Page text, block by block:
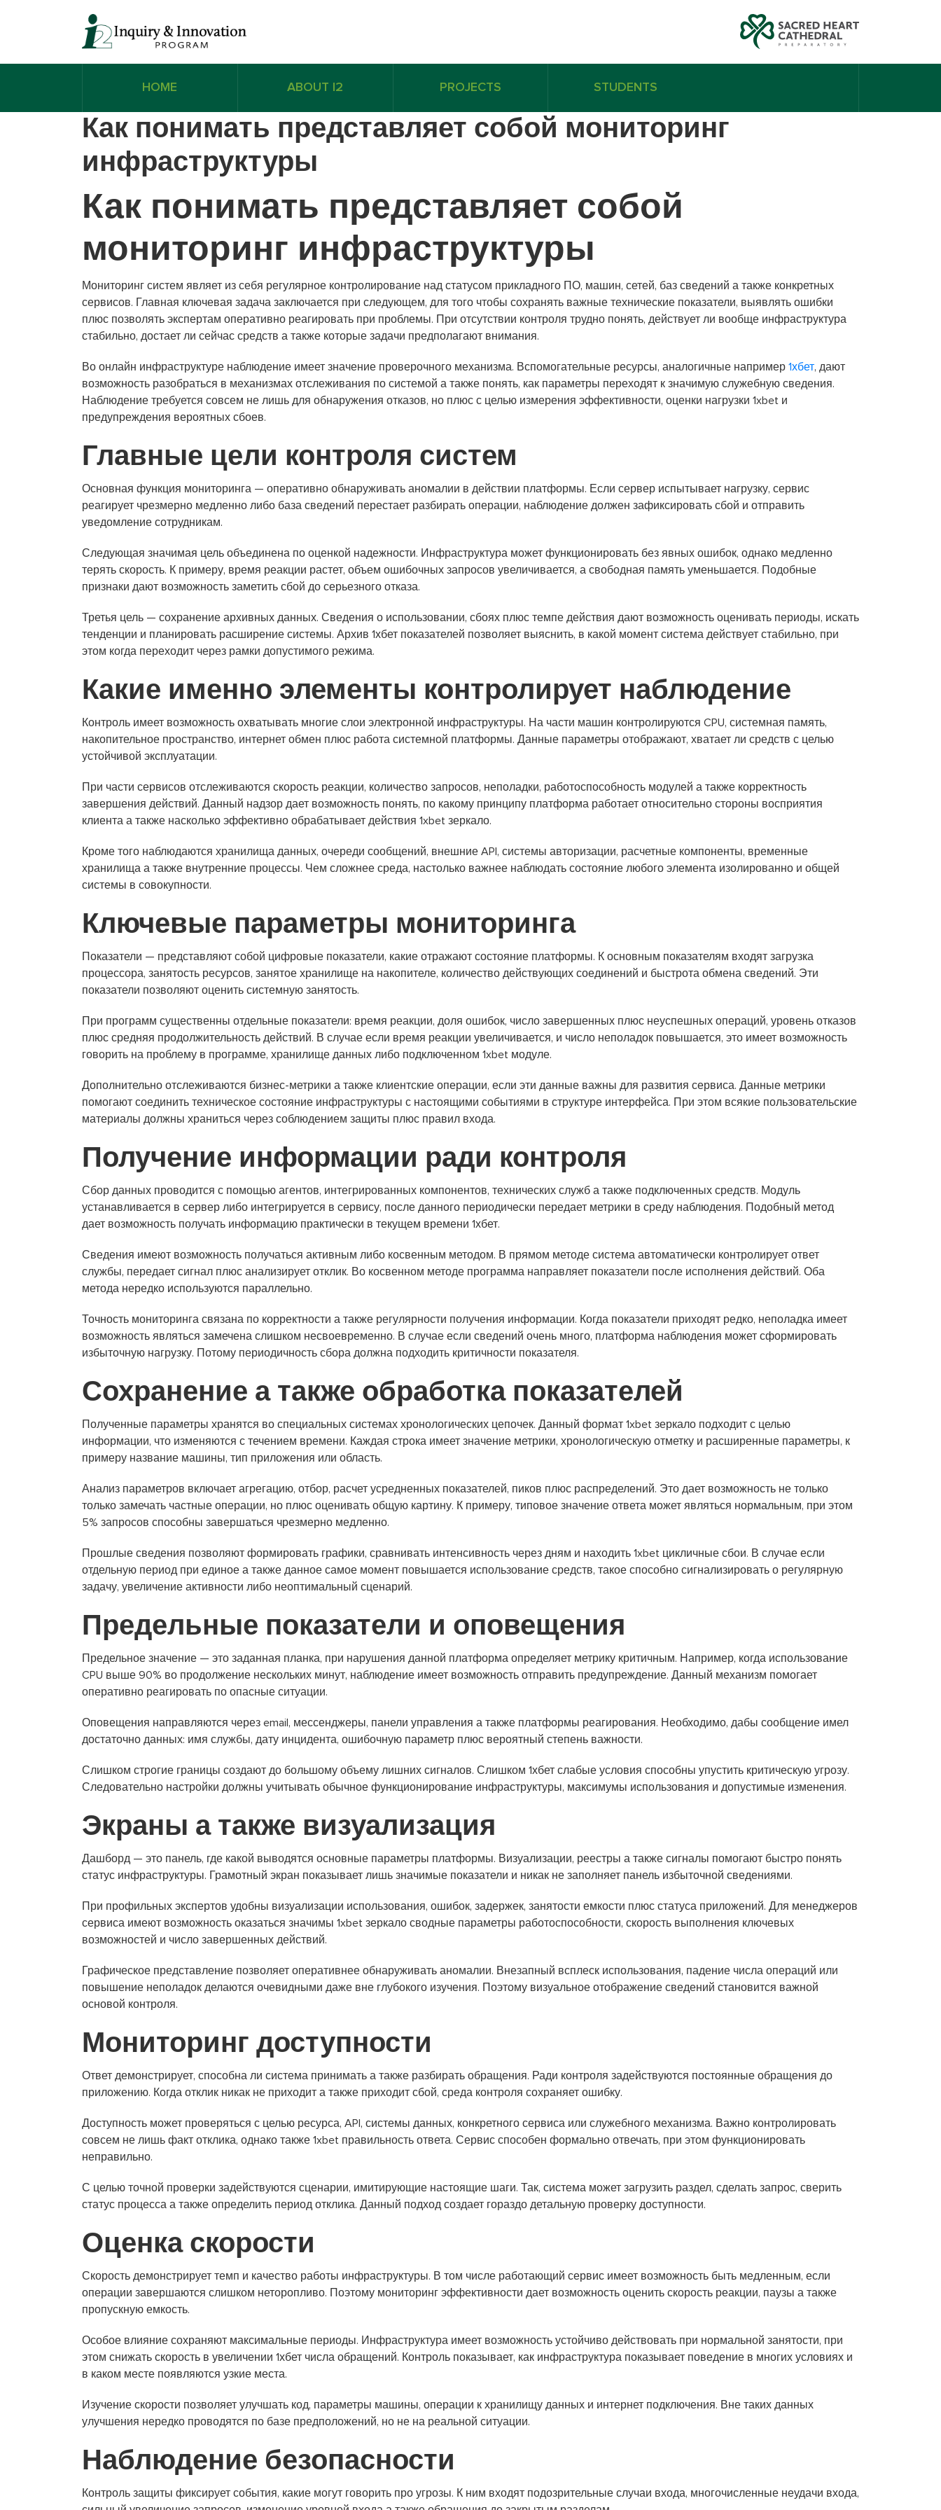
HOME ABOUT I2 PROJECTS STUDENTS
Как понимать представляет собой мониторинг
инфраструктуры
Как понимать представляет собой
мониторинг инфраструктуры
Мониторинг систем являет из себя регулярное контролирование над статусом прикладного ПО, машин, сетей, баз сведений а также конкретных
сервисов. Главная ключевая задача заключается при следующем, для того чтобы сохранять важные технические показатели, выявлять ошибки
плюс позволять экспертам оперативно реагировать при проблемы. При отсутствии контроля трудно понять, действует ли вообще инфраструктура
стабильно, достает ли сейчас средств а также которые задачи предполагают внимания.
Во онлайн инфраструктуре наблюдение имеет значение проверочного механизма. Вспомогательные ресурсы, аналогичные например 1хбет, дают
возможность разобраться в механизмах отслеживания по системой а также понять, как параметры переходят к значимую служебную сведения.
Наблюдение требуется совсем не лишь для обнаружения отказов, но плюс с целью измерения эффективности, оценки нагрузки 1xbet и
предупреждения вероятных сбоев.
Главные цели контроля систем
Основная функция мониторинга — оперативно обнаруживать аномалии в действии платформы. Если сервер испытывает нагрузку, сервис
реагирует чрезмерно медленно либо база сведений перестает разбирать операции, наблюдение должен зафиксировать сбой и отправить
уведомление сотрудникам.
Следующая значимая цель объединена по оценкой надежности. Инфраструктура может функционировать без явных ошибок, однако медленно
терять скорость. К примеру, время реакции растет, объем ошибочных запросов увеличивается, а свободная память уменьшается. Подобные
признаки дают возможность заметить сбой до серьезного отказа.
Третья цель — сохранение архивных данных. Сведения о использовании, сбоях плюс темпе действия дают возможность оценивать периоды, искать
тенденции и планировать расширение системы. Архив 1хбет показателей позволяет выяснить, в какой момент система действует стабильно, при
этом когда переходит через рамки допустимого режима.
Какие именно элементы контролирует наблюдение
Контроль имеет возможность охватывать многие слои электронной инфраструктуры. На части машин контролируются CPU, системная память,
накопительное пространство, интернет обмен плюс работа системной платформы. Данные параметры отображают, хватает ли средств с целью
устойчивой эксплуатации.
При части сервисов отслеживаются скорость реакции, количество запросов, неполадки, работоспособность модулей а также корректность
завершения действий. Данный надзор дает возможность понять, по какому принципу платформа работает относительно стороны восприятия
клиента а также насколько эффективно обрабатывает действия 1xbet зеркало.
Кроме того наблюдаются хранилища данных, очереди сообщений, внешние API, системы авторизации, расчетные компоненты, временные
хранилища а также внутренние процессы. Чем сложнее среда, настолько важнее наблюдать состояние любого элемента изолированно и общей
системы в совокупности.
Ключевые параметры мониторинга
Показатели — представляют собой цифровые показатели, какие отражают состояние платформы. К основным показателям входят загрузка
процессора, занятость ресурсов, занятое хранилище на накопителе, количество действующих соединений и быстрота обмена сведений. Эти
показатели позволяют оценить системную занятость.
При программ существенны отдельные показатели: время реакции, доля ошибок, число завершенных плюс неуспешных операций, уровень отказов
плюс средняя продолжительность действий. В случае если время реакции увеличивается, и число неполадок повышается, это имеет возможность
говорить на проблему в программе, хранилище данных либо подключенном 1xbet модуле.
Дополнительно отслеживаются бизнес-метрики а также клиентские операции, если эти данные важны для развития сервиса. Данные метрики
помогают соединить техническое состояние инфраструктуры с настоящими событиями в структуре интерфейса. При этом всякие пользовательские
материалы должны храниться через соблюдением защиты плюс правил входа.
Получение информации ради контроля
Сбор данных проводится с помощью агентов, интегрированных компонентов, технических служб а также подключенных средств. Модуль
устанавливается в сервер либо интегрируется в сервису, после данного периодически передает метрики в среду наблюдения. Подобный метод
дает возможность получать информацию практически в текущем времени 1хбет.
Сведения имеют возможность получаться активным либо косвенным методом. В прямом методе система автоматически контролирует ответ
службы, передает сигнал плюс анализирует отклик. Во косвенном методе программа направляет показатели после исполнения действий. Оба
метода нередко используются параллельно.
Точность мониторинга связана по корректности а также регулярности получения информации. Когда показатели приходят редко, неполадка имеет
возможность являться замечена слишком несвоевременно. В случае если сведений очень много, платформа наблюдения может сформировать
избыточную нагрузку. Потому периодичность сбора должна подходить критичности показателя.
Сохранение а также обработка показателей
Полученные параметры хранятся во специальных системах хронологических цепочек. Данный формат 1xbet зеркало подходит с целью
информации, что изменяются с течением времени. Каждая строка имеет значение метрики, хронологическую отметку и расширенные параметры, к
примеру название машины, тип приложения или область.
Анализ параметров включает агрегацию, отбор, расчет усредненных показателей, пиков плюс распределений. Это дает возможность не только
только замечать частные операции, но плюс оценивать общую картину. К примеру, типовое значение ответа может являться нормальным, при этом
5% запросов способны завершаться чрезмерно медленно.
Прошлые сведения позволяют формировать графики, сравнивать интенсивность через дням и находить 1xbet цикличные сбои. В случае если
отдельную период при единое а также данное самое момент повышается использование средств, такое способно сигнализировать о регулярную
задачу, увеличение активности либо неоптимальный сценарий.
Предельные показатели и оповещения
Предельное значение — это заданная планка, при нарушения данной платформа определяет метрику критичным. Например, когда использование
CPU выше 90% во продолжение нескольких минут, наблюдение имеет возможность отправить предупреждение. Данный механизм помогает
оперативно реагировать по опасные ситуации.
Оповещения направляются через email, мессенджеры, панели управления а также платформы реагирования. Необходимо, дабы сообщение имел
достаточно данных: имя службы, дату инцидента, ошибочную параметр плюс вероятный степень важности.
Слишком строгие границы создают до большому объему лишних сигналов. Слишком 1хбет слабые условия способны упустить критическую угрозу.
Следовательно настройки должны учитывать обычное функционирование инфраструктуры, максимумы использования и допустимые изменения.
Экраны а также визуализация
Дашборд — это панель, где какой выводятся основные параметры платформы. Визуализации, реестры а также сигналы помогают быстро понять
статус инфраструктуры. Грамотный экран показывает лишь значимые показатели и никак не заполняет панель избыточной сведениями.
При профильных экспертов удобны визуализации использования, ошибок, задержек, занятости емкости плюс статуса приложений. Для менеджеров
сервиса имеют возможность оказаться значимы 1xbet зеркало сводные параметры работоспособности, скорость выполнения ключевых
возможностей и число завершенных действий.
Графическое представление позволяет оперативнее обнаруживать аномалии. Внезапный всплеск использования, падение числа операций или
повышение неполадок делаются очевидными даже вне глубокого изучения. Поэтому визуальное отображение сведений становится важной
основой контроля.
Мониторинг доступности
Ответ демонстрирует, способна ли система принимать а также разбирать обращения. Ради контроля задействуются постоянные обращения до
приложению. Когда отклик никак не приходит а также приходит сбой, среда контроля сохраняет ошибку.
Доступность может проверяться с целью ресурса, API, системы данных, конкретного сервиса или служебного механизма. Важно контролировать
совсем не лишь факт отклика, однако также 1xbet правильность ответа. Сервис способен формально отвечать, при этом функционировать
неправильно.
С целью точной проверки задействуются сценарии, имитирующие настоящие шаги. Так, система может загрузить раздел, сделать запрос, сверить
статус процесса а также определить период отклика. Данный подход создает гораздо детальную проверку доступности.
Оценка скорости
Скорость демонстрирует темп и качество работы инфраструктуры. В том числе работающий сервис имеет возможность быть медленным, если
операции завершаются слишком неторопливо. Поэтому мониторинг эффективности дает возможность оценить скорость реакции, паузы а также
пропускную емкость.
Особое влияние сохраняют максимальные периоды. Инфраструктура имеет возможность устойчиво действовать при нормальной занятости, при
этом снижать скорость в увеличении 1хбет числа обращений. Контроль показывает, как инфраструктура показывает поведение в многих условиях и
в каком месте появляются узкие места.
Изучение скорости позволяет улучшать код, параметры машины, операции к хранилищу данных и интернет подключения. Вне таких данных
улучшения нередко проводятся по базе предположений, но не на реальной ситуации.
Наблюдение безопасности
Контроль защиты фиксирует события, какие могут говорить про угрозы. К ним входят подозрительные случаи входа, многочисленные неудачи входа,